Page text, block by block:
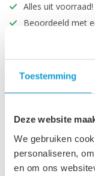
Toestemming
Deze website
We gebruiken
personaliseren,
en om ons
Alles uit voorraad!
Beoordeeld met
Specificaties
Recent